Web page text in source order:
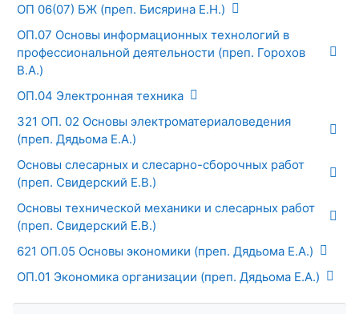
ОП 06(07) БЖ (преп. Бисярина Е.Н.)
ОП.07 Основы информационных технологий в
профессиональной деятельности (преп. Горохов
В.А.)
ОП.04 Электронная техника
321 ОП. 02 Основы электроматериаловедения
(преп. Дядьома Е.А.)
Основы слесарных и слесарно-сборочных работ
(преп. Свидерский Е.В.)
Основы технической механики и слесарных работ
(преп. Свидерский Е.В.)
621 ОП.05 Основы экономики (преп. Дядьома Е.А.)
ОП.01 Экономика организации (преп. Дядьома Е.А.)